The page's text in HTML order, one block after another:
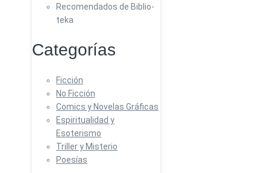
Recomendados de Biblio-
teka
Categorías
Ficción
No Ficción
Comics y Novelas Gráficas
Espiritualidad y
Esoterismo
Triller y Misterio
Poesías